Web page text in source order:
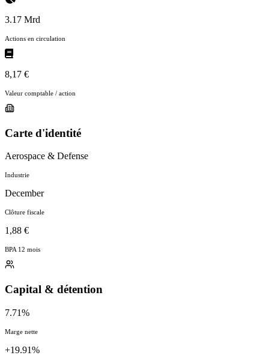
3.17 Mrd
Actions en circulation
8,17 €
Valeur comptable / action
Carte d'identité
Aerospace & Defense
Industrie
December
Clôture fiscale
1,88 €
BPA 12 mois
Capital & détention
7.71%
Marge nette
+19.91%